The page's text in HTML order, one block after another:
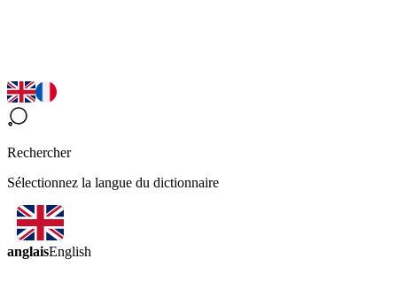
Rechercher
Sélectionnez la langue du dictionnaire
anglaisEnglish